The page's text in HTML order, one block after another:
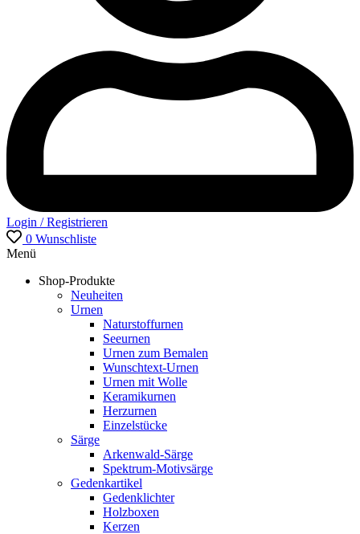
Login / Registrieren
0 Wunschliste
Menü
Shop-Produkte
Neuheiten
Urnen
Naturstoffurnen
Seeurnen
Urnen zum Bemalen
Wunschtext-Urnen
Urnen mit Wolle
Keramikurnen
Herzurnen
Einzelstücke
Särge
Arkenwald-Särge
Spektrum-Motivsärge
Gedenkartikel
Gedenklichter
Holzboxen
Kerzen